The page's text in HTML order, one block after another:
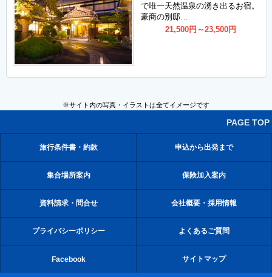
で唯一天然温泉の湧き出るお宿。
豪商の別邸…
21,500円 ～23,500円
PAGE TOP
※サイト内の写真・イラストは全てイメージです
旅行条件書・約款 申込から出発まで
集合場所案内 保険加入案内
資料請求・問合せ 会社概要・採用情報
プライバシーポリシー よくあるご質問
Facebook サイトマップ